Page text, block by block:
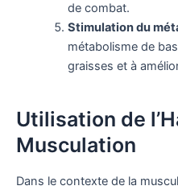
de combat.
Stimulation du
métabolisme de
graisses et à
Utilisation de
Musculation
Dans le contexte de la